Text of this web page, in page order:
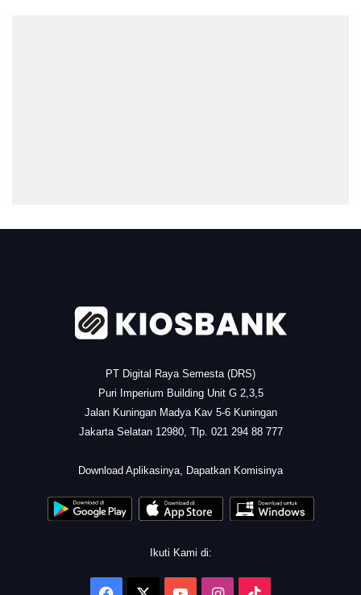
.
PT Digital Raya Semesta (DRS)
Puri Imperium Building Unit G 2,3,5
Jalan Kuningan Madya Kav 5-6 Kuningan
Jakarta Selatan 12980, Tlp. 021 294 88 777
Download Aplikasinya, Dapatkan Komisinya
Ikuti Kami di: